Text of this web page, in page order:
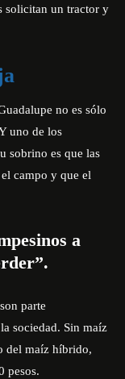
solicitan un tractor y
no es sólo
uno de los
sobrino es que las
campo y que el
a
parte
sociedad. Sin maíz
del maíz híbrido,
pesos.